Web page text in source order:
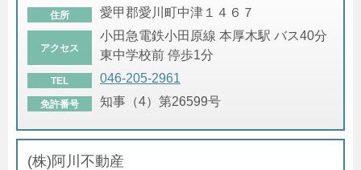
住所 愛甲郡愛川町中津１４６７
アクセス
小田急電鉄小田原線 本厚木駅 バス40分
東中学校前 停歩1分
TEL 046-205-2961
免許番号 知事（4）第26599号
(株)阿川不動産